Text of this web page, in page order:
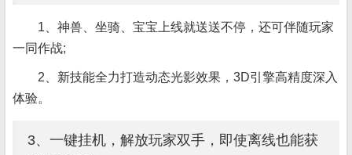
1、神兽、坐骑、宝宝上线就送送不停，还可伴随玩家
一同作战;
2、新技能全力打造动态光影效果，3D引擎高精度深入
体验。
3、一键挂机，解放玩家双手，即使离线也能获